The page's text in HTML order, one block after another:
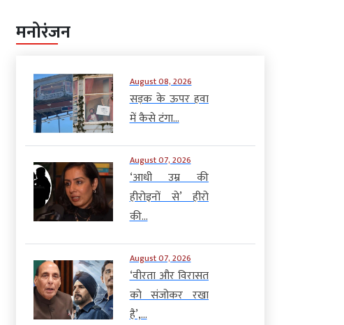
मनोरंजन
August 08, 2026
सड़क के ऊपर हवा
में कैसे टंगा...
August 07, 2026
‘आधी उम्र की
हीरोइनों से’ हीरो
की...
August 07, 2026
‘वीरता और विरासत
को संजोकर रखा
है’,...